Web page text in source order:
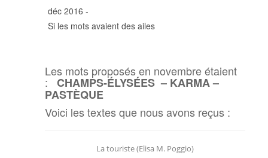
déc 2016 -
Si les mots avaient des ailes
Les mots proposés en novembre étaient
: CHAMPS-ÉLYSÉES – KARMA –
PASTÈQUE
Voici les textes que nous avons reçus :
La touriste (Elisa M. Poggio)